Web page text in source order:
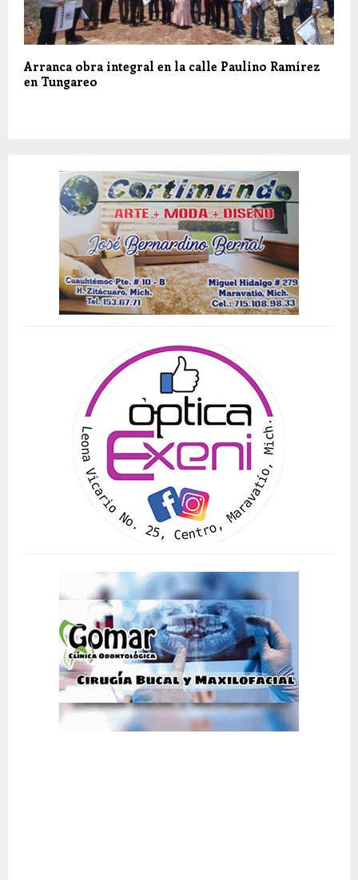
Arranca obra integral en la calle Paulino Ramírez
en Tungareo